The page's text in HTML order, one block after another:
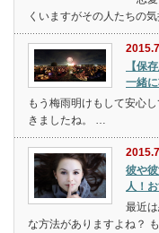
くいますがその人たちの
【保
一緒
もう梅雨明けもして安心
きましたね。 …
彼や
人！
最近
な方法がありますよね？